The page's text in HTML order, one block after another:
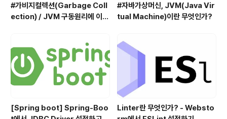
#가비지컬렉션(Garbage Coll
ection) / JVM 구동원리에 이어
#자바가상머신, JVM(Java Vir
tual Machine)이란 무엇인가?
[Spring boot] Spring-Boo
Linter란 무엇인가? - Websto